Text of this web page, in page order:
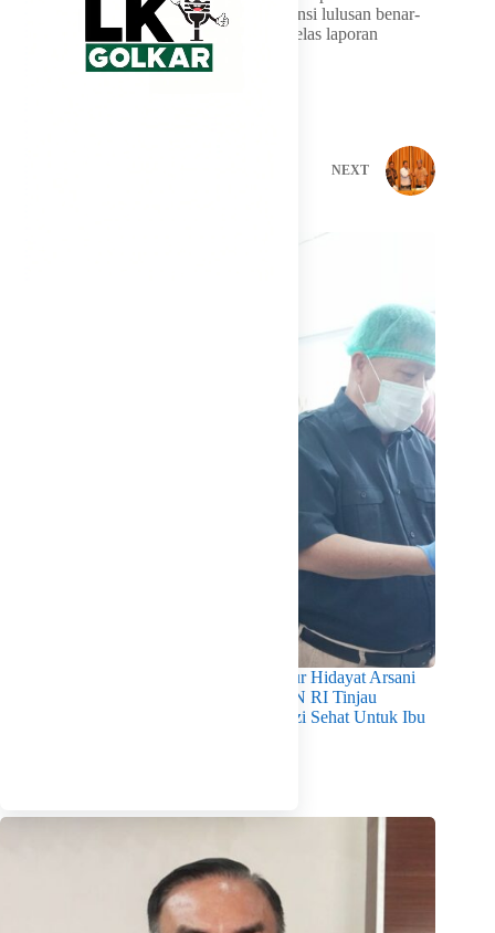
menjadi kunci agar sertifikasi dan kompetensi lulusan benar-
benar sesuai dengan kebutuhan industri,” jelas laporan
NEXT
Pastikan Kualitas Gizi Terpenuhi, Gubernur Hidayat Arsani
Dampingi Mendukbangga/Kepala BKKBN RI Tinjau
Layanan Program MBG 3B Wujudkan Gizi Sehat Untuk Ibu